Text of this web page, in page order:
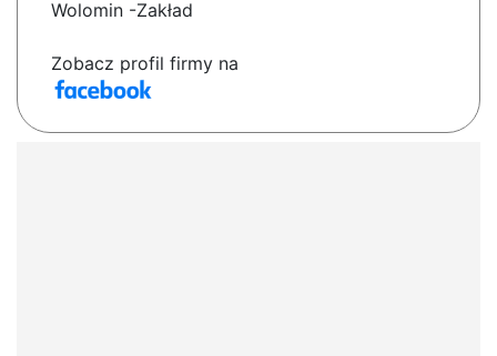
Wolomin -Zakład
Zobacz profil firmy na